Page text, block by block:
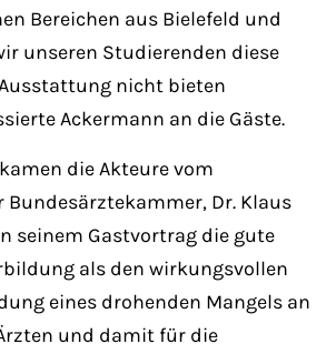
Bereichen aus Bielefeld und
unseren Studierenden diese
nicht bieten
Ackermann an die Gäste.
die Akteure vom
Bundesärztekammer, Dr. Klaus
seinem Gastvortrag die gute
als den wirkungsvollen
eines drohenden Mangels an
und damit für die